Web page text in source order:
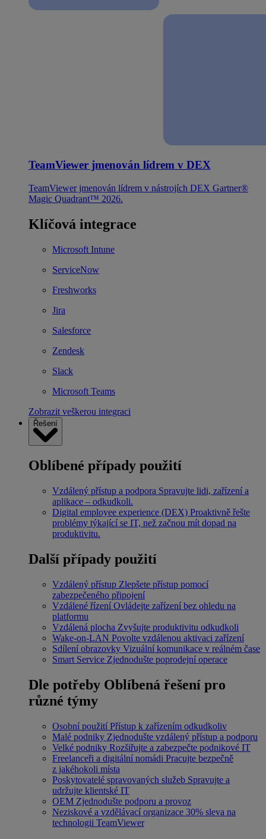
TeamViewer jmenován lídrem v DEX
TeamViewer jmenován lídrem v nástrojích DEX Gartner®
Magic Quadrant™ 2026.
Klíčová integrace
Microsoft Intune
ServiceNow
Freshworks
Jira
Salesforce
Zendesk
Slack
Microsoft Teams
Zobrazit veškerou integraci
Řešení
Oblíbené případy použití
Vzdálený přístup a podpora Spravujte lidi, zařízení a
aplikace – odkudkoli.
Digital employee experience (DEX) Proaktivně řešte
problémy týkající se IT, než začnou mít dopad na
produktivitu.
Další případy použití
Vzdálený přístup Zlepšete přístup pomocí
zabezpečeného připojení
Vzdálené řízení Ovládejte zařízení bez ohledu na
platformu
Vzdálená plocha Zvyšujte produktivitu odkudkoli
Wake-on-LAN Povolte vzdálenou aktivaci zařízení
Sdílení obrazovky Vizuální komunikace v reálném čase
Smart Service Zjednodušte poprodejní operace
Dle potřeby Oblíbená řešení pro
různé týmy
Osobní použití Přístup k zařízením odkudkoliv
Malé podniky Zjednodušte vzdálený přístup a podporu
Velké podniky Rozšiřujte a zabezpečte podnikové IT
Freelanceři a digitální nomádi Pracujte bezpečně
z jakéhokoli místa
Poskytovatelé spravovaných služeb Spravujte a
udržujte klientské IT
OEM Zjednodušte podporu a provoz
Neziskové a vzdělávací organizace 30% sleva na
technologii TeamViewer